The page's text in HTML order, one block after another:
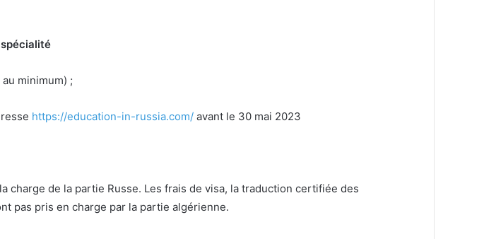
minimum) ;
https://education-in-russia.com/ avant le 30 mai 2023
charge de la partie Russe. Les frais de visa, la traduction certifiée des
pas pris en charge par la partie algérienne.